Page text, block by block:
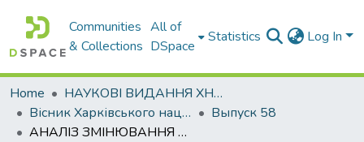
Communities
& Collections
All of
DSpace
Statistics Log In
Home
НАУКОВІ ВИДАННЯ ХНАДУ
Вісник Харківського національного автомобільно-дорожнього університету / Вестник Харьковского национального автомобильно-дорожного университета
Выпуск 58
АНАЛІЗ ЗМІНЮВАННЯ ВНУТРІШНІХ ЗУСИЛЬ В ЕЛЕМЕНТАХ ВИСЯЧОЇ КОМБІНОВАНОЇ СИСТЕМИ ЗАЛЕЖНО ВІД СПІВВІДНОШЕННЯ ЇЇ ПАРАМЕТРІВ ЗА СТАТИЧНОГО НАВАНТАЖЕННЯ